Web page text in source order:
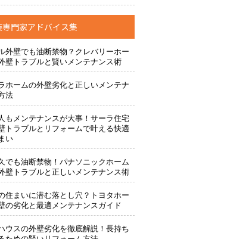
専門家アドバイス集
外壁でも油断禁物？クレバリーホー
壁トラブルと賢いメンテナンス術
ホームの外壁劣化と正しいメンテナ
法
もメンテナンスが大事！サーラ住宅
トラブルとリフォームで叶える快適
い
でも油断禁物！パナソニックホーム
壁トラブルと正しいメンテナンス術
住まいに潜む落とし穴？トヨタホー
の劣化と最適メンテナンスガイド
ウスの外壁劣化を徹底解説！長持ち
お願いできますか？
るけど、いいですか？
らえますか？
い合わせください。
り込みは一切いたしません！ ご相談だけのお電話も大歓迎です